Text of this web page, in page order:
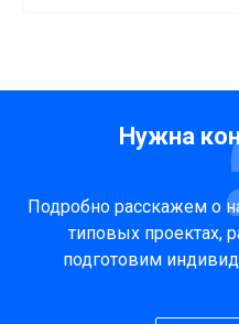
Нужна
Подробно расскажем о
типовых проектах,
подготовим